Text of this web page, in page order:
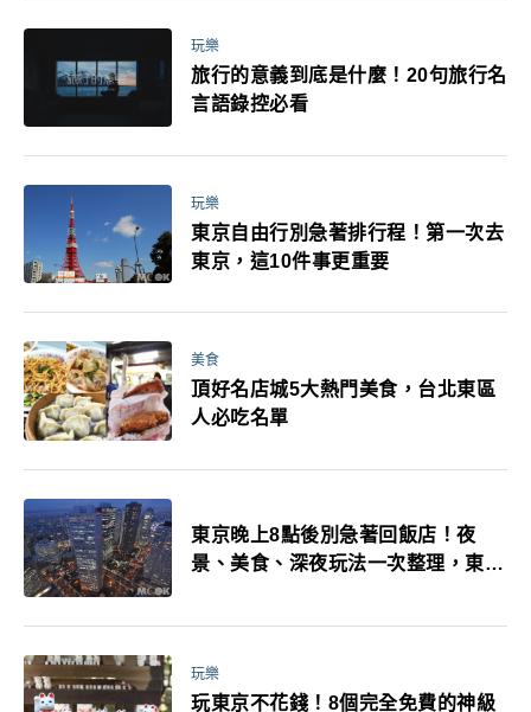
玩樂
旅行的意義到底是什麼！20句旅行名
言語錄控必看
玩樂
東京自由行別急著排行程！第一次去
東京，這10件事更重要
美食
頂好名店城5大熱門美食，台北東區
人必吃名單
東京晚上8點後別急著回飯店！夜
景、美食、深夜玩法一次整理，東京
玩樂
玩東京不花錢！8個完全免費的神級